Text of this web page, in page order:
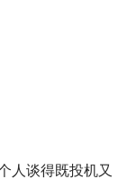
人谈得既投机又